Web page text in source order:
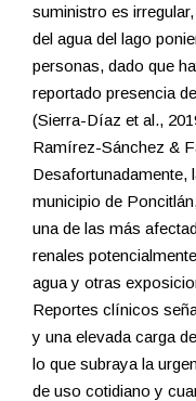
suministro es
del agua del lago
personas, dado que
reportado presencia
(Sierra-Díaz et al.,
Ramírez-Sánchez &
Desafortunadamente,
municipio de
una de las más
renales
agua y otras
Reportes clínicos
y una elevada carga
lo que subraya la
de uso cotidiano y